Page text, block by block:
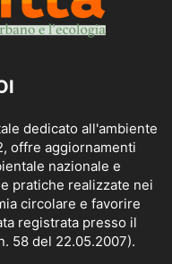
dedicato all'ambiente
offre aggiornamenti
nazionale e
pratiche realizzate nei
circolare e favorire
registrata presso il
58 del 22.05.2007).